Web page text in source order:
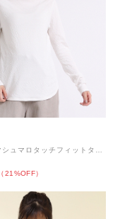
（21%OFF）